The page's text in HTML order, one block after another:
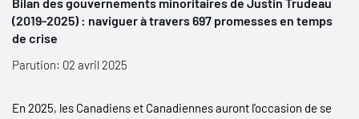
(2019-2025) : naviguer à travers 697 promesses en temps
de crise
Parution: 02 avril 2025
En 2025, les Canadiens et Canadiennes auront l’occasion de se